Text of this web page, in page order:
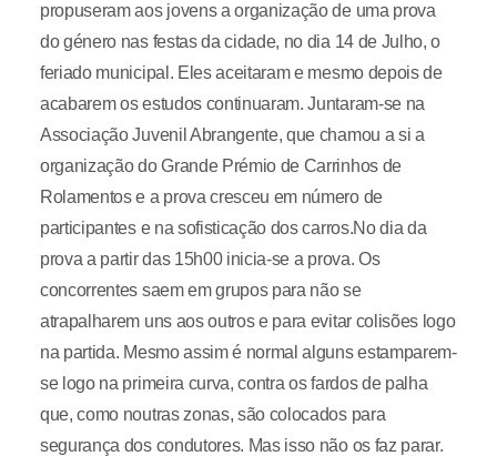
propuseram aos jovens a organização de uma prova
do género nas festas da cidade, no dia 14 de Julho, o
feriado municipal. Eles aceitaram e mesmo depois de
acabarem os estudos continuaram. Juntaram-se na
Associação Juvenil Abrangente, que chamou a si a
organização do Grande Prémio de Carrinhos de
Rolamentos e a prova cresceu em número de
participantes e na sofisticação dos carros.No dia da
prova a partir das 15h00 inicia-se a prova. Os
concorrentes saem em grupos para não se
atrapalharem uns aos outros e para evitar colisões logo
na partida. Mesmo assim é normal alguns estamparem-
se logo na primeira curva, contra os fardos de palha
que, como noutras zonas, são colocados para
segurança dos condutores. Mas isso não os faz parar.